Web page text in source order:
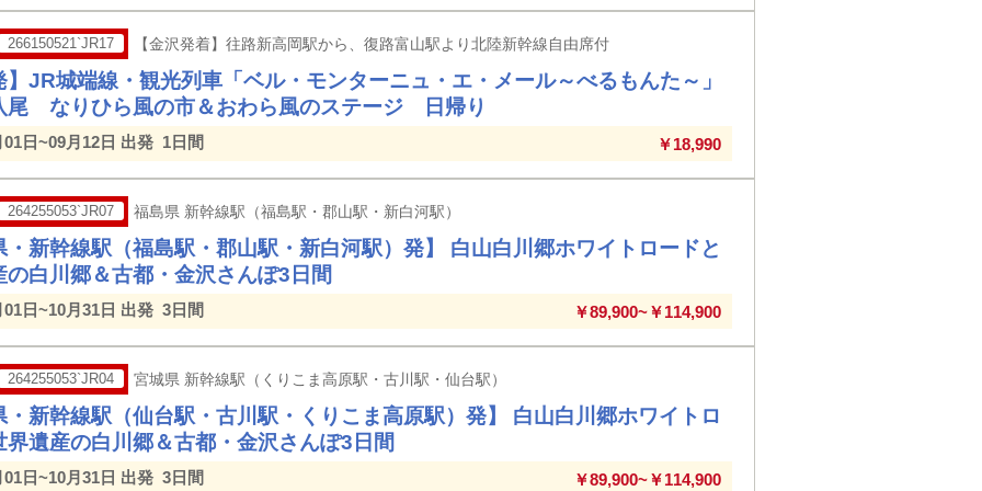
266150521`JR17 【金沢発着】往路新高岡駅から、復路富山駅より北陸新幹線自由席付
】JR城端線・観光列車「ベル・モンターニュ・エ・メール～べるもんた～」
尾 なりひら風の市＆おわら風のステージ 日帰り
01日~09月12日 出発 1日間 ￥18,990
264255053`JR07 福島県 新幹線駅（福島駅・郡山駅・新白河駅）
・新幹線駅（福島駅・郡山駅・新白河駅）発】 白山白川郷ホワイトロードと
の白川郷＆古都・金沢さんぽ3日間
01日~10月31日 出発 3日間 ￥89,900~￥114,900
264255053`JR04 宮城県 新幹線駅（くりこま高原駅・古川駅・仙台駅）
・新幹線駅（仙台駅・古川駅・くりこま高原駅）発】 白山白川郷ホワイトロ
界遺産の白川郷＆古都・金沢さんぽ3日間
01日~10月31日 出発 3日間 ￥89,900~￥114,900